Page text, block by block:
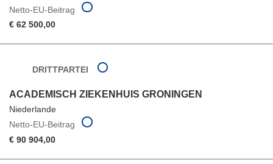
Netto-EU-Beitrag
€ 62 500,00
DRITTPARTEI
ACADEMISCH ZIEKENHUIS GRONINGEN
Niederlande
Netto-EU-Beitrag
€ 90 904,00